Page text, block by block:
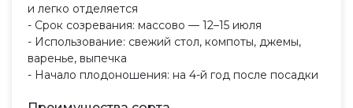
и легко отделяется
- Срок созревания: массово — 12–15 июля
- Использование: свежий стол, компоты, джемы,
варенье, выпечка
- Начало плодоношения: на 4-й год после посадки